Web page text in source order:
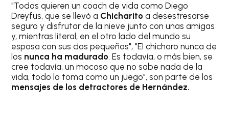
"Todos quieren un coach de vida como Diego
Dreyfus, que se llevó a Chicharitoa desestresarse
seguro y disfrutar de la nieve junto con unas amigas
y, mientras literal, en el otro lado del mundo su
esposa con sus dos pequeños", "El chicharo nunca de
los nunca ha madurado. Es todavía, o más bien, se
cree todavía, un mocoso que no sabe nada de la
vida, todo lo toma como un juego", son parte de los
mensajes de los detractores de Hernández.